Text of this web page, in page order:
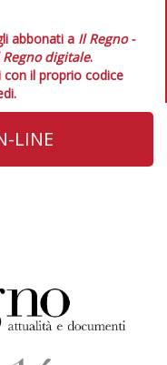
abbonati a Il Regno -
Regno digitale.
il proprio codice
LINE